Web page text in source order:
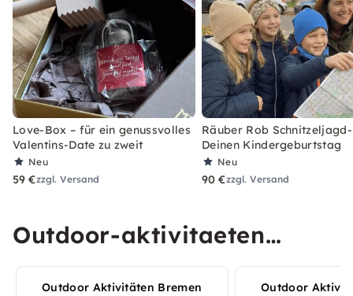
Love-Box – für ein genussvolles
Valentins-Date zu zweit
Neu
59 €zzgl. Versand
Räuber Rob
Deinen Kindergeburtstag
Neu
90 €zzgl. Versand
Outdoor-aktivitaeten
Erlebnisse in Deiner Stadt
Outdoor Aktivitäten Bremen Outdoor